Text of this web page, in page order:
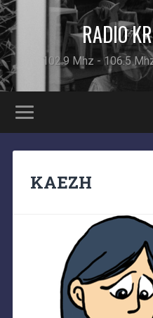
RADIO
102.9 Mhz - 106.5
KAEZH